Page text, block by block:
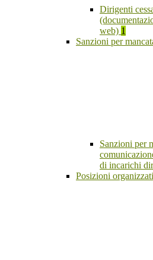
Dirigenti
web) 1
Sanzioni per
Sanzioni per
di incarichi
Posizioni